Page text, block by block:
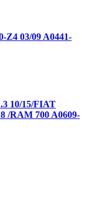
Z4 03/09 A0441-
10/15/FIAT
/RAM 700 A0609-